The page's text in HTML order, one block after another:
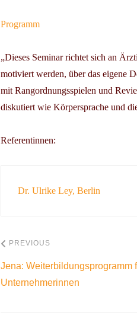
Programm
„Dieses Seminar richtet sich an
motiviert werden, über das eigene
mit Rangordnungsspielen und
diskutiert wie Körpersprache und
Referentinnen:
Dr. Ulrike Ley, Berlin
PREVIOUS
Jena: Weiterbildungsprogramm
Unternehmerinnen